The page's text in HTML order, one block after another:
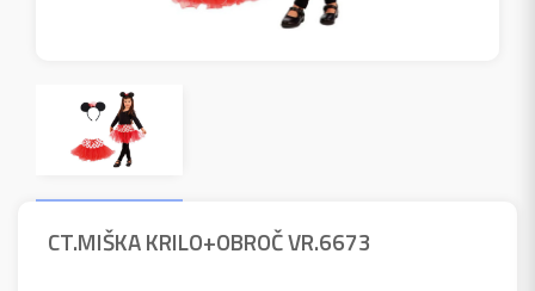
CT.MIŠKA KRILO+OBROČ VR.6673